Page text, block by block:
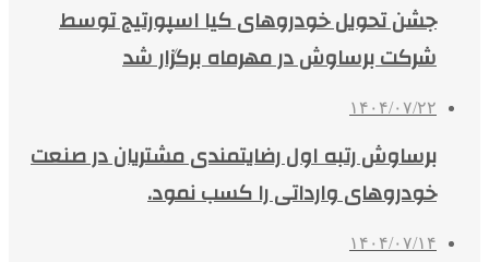
جشن تحویل خودروهای کیا اسپورتیج توسط
شرکت برساوش در مهرماه برگزار شد
۱۴۰۴/۰۷/۲۲
برساوش رتبه اول رضایتمندی مشتریان در صنعت
خودروهای وارداتی را کسب نمود.
۱۴۰۴/۰۷/۱۴